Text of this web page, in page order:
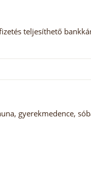
teljesíthető
gyerekmedence,